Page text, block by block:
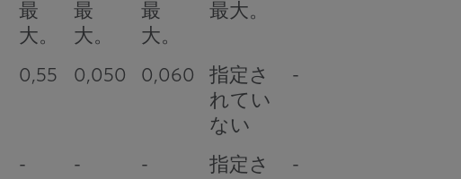
最
大。
最
大。
最
大。
最大。
0,55 0,050 0,060
指定さ
れてい
ない
-
- - -
指定さ
-